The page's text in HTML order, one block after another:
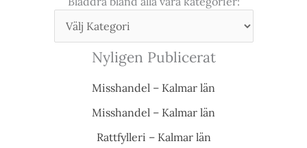
Nyligen Publicerat
Misshandel – Kalmar län
Misshandel – Kalmar län
Rattfylleri – Kalmar län